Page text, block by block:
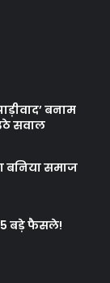
बनाम
सवाल
बनिया समाज
5 बड़े फैसले!